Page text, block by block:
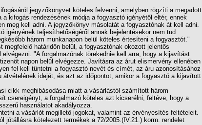
jegyzőkönyvet köteles felvenni, amelyben rögzíti a megadott
kifogás rendezésének módja a fogyasztó igényétől eltér, ennek
meg kell adni. A jegyzőkönyv másolatát a fogyasztónak át kell adni.
igényének teljesíthetőségéről annak bejelentésekor nem tud
három munkanapon belül köteles értesíteni a fogyasztót."
megfelelő határidőn belül, a fogyasztónak okozott jelentős
elvégezni. "A forgalmazónak törekednie kell arra, hogy a kijavítást
napon belül elvégezze. Javításra az árut elismervény ellenében
fel kell tüntetni a fogyasztó nevét és címét, az áru azonosításához
átvételének idejét, és azt az időpontot, amikor a fogyasztó a kijavított
cikk meghibásodása miatt a vásárlástól számított három
csereigényt, a forgalmazó köteles azt kicserélni, feltéve, hogy a
használatot akadályozza.
a vásárlót megillető jogokat, valamint az érvényesítés feltételeit.
jótállásra kötelezett termékek a 72/2005.(IV.21.) korm. rendelet